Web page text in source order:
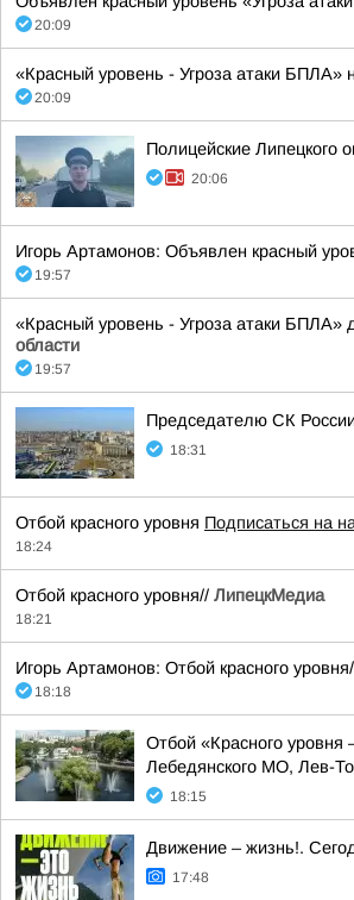
20:09
«Красный уровень - Угроза атаки БПЛА»
20:09
Полицейские Липецкого
20:06
Игорь Артамонов: Объявлен красный
19:57
«Красный уровень - Угроза атаки БПЛА»
области
19:57
Председателю СК
18:31
Отбой красного уровня Подписаться на
18:24
Отбой красного уровня// ЛипецкМедиа
18:21
Игорь Артамонов: Отбой красного
18:18
Отбой «Красного
Лебедянского МО, Лев-
18:15
Движение – жизнь!.
17:48